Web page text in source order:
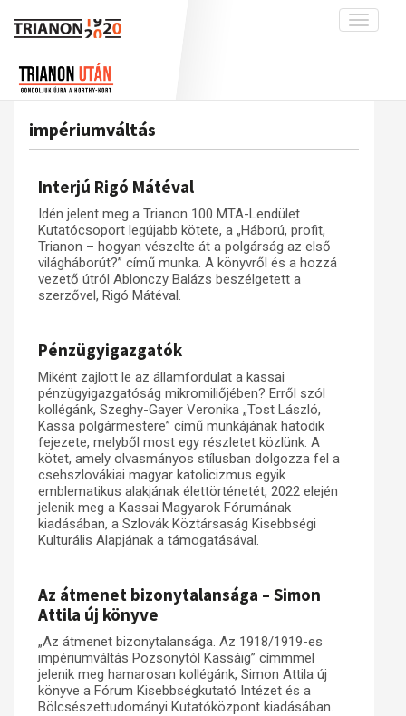
Toggle
interpretációk
A békerendszer megszilárdulása
Utókor és emlékezet
Adatbázis
Emlékművek (feltöltés alatt)
Menekültek
Visszhang
Publikációk
Trianon-kommentár
Dokumentumok
A trianoni szerződés
Műhelymunkák
impériumváltás
Interjú Rigó Mátéval
Idén jelent meg a Trianon 100 MTA-Lendület
Kutatócsoport legújabb kötete, a „Háború, profit,
Trianon – hogyan vészelte át a polgárság az első
világháborút?” című munka. A könyvről és a hozzá
vezető útról Ablonczy Balázs beszélgetett a
szerzővel, Rigó Mátéval.
Pénzügyigazgatók
Miként zajlott le az államfordulat a kassai
pénzügyigazgatóság mikromiliőjében? Erről szól
kollégánk, Szeghy-Gayer Veronika „Tost László,
Kassa polgármestere” című munkájának hatodik
fejezete, melyből most egy részletet közlünk. A
kötet, amely olvasmányos stílusban dolgozza fel a
csehszlovákiai magyar katolicizmus egyik
emblematikus alakjának élettörténetét, 2022 elején
jelenik meg a Kassai Magyarok Fórumának
kiadásában, a Szlovák Köztársaság Kisebbségi
Kulturális Alapjának a támogatásával.
Az átmenet bizonytalansága – Simon
Attila új könyve
„Az átmenet bizonytalansága. Az 1918/1919-es
impériumváltás Pozsonytól Kassáig” címmmel
jelenik meg hamarosan kollégánk, Simon Attila új
könyve a Fórum Kisebbségkutató Intézet és a
Bölcsészettudományi Kutatóközpont kiadásában.